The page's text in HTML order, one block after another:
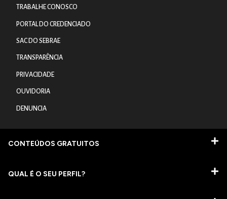
TRABALHE CONOSCO
PORTAL DO CREDENCIADO
SAC DO SEBRAE
TRANSPARÊNCIA
PRIVACIDADE
OUVIDORIA
DENUNCIA
CONTEÚDOS GRATUITOS
QUAL É O SEU PERFIL?